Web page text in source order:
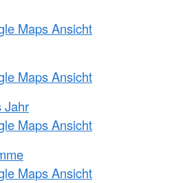
Maps Ansicht
Maps Ansicht
Jahr
Maps Ansicht
Maps Ansicht